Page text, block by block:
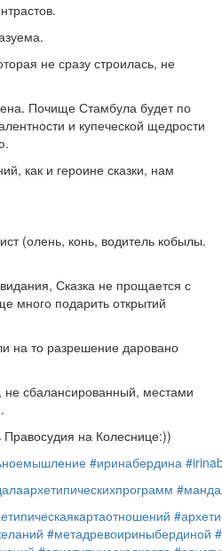
не сразу строилась, не
Почище Стамбула будет по
и купеческой щедрости
как и героине сказки, нам
(олень, конь, водитель кобылы.
Сказка не прощается с
много подарить открытий
на то разрешение даровано
сбалансированный, местами
Правосудия на Колеснице:))
#иринабердина
#метадревоириныбердиной